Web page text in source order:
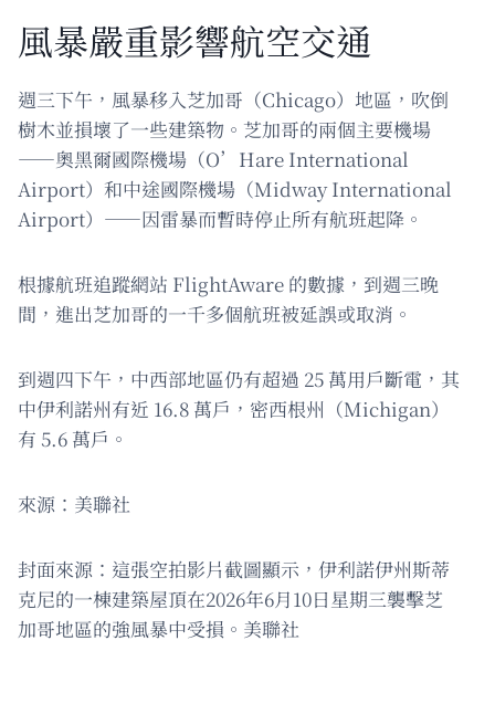
風暴嚴重影響航空交通
週三下午，風暴移入芝加哥（Chicago）地區，吹倒
樹木並損壞了一些建築物。芝加哥的兩個主要機場
——奧黑爾國際機場（O’Hare International
Airport）和中途國際機場（Midway International
Airport）——因雷暴而暫時停止所有航班起降。
根據航班追蹤網站 FlightAware 的數據，到週三晚
間，進出芝加哥的一千多個航班被延誤或取消。
到週四下午，中西部地區仍有超過 25 萬用戶斷電，其
中伊利諾州有近 16.8 萬戶，密西根州（Michigan）
有 5.6 萬戶。
來源：美聯社
封面來源：這張空拍影片截圖顯示，伊利諾伊州斯蒂
克尼的一棟建築屋頂在2026年6月10日星期三襲擊芝
加哥地區的強風暴中受損。美聯社